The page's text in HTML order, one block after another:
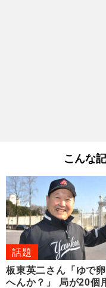
こんな
話題
板東英二さん「ゆで
へんか？」 局が20個